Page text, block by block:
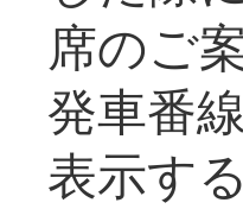
席のご
発車番
表示す